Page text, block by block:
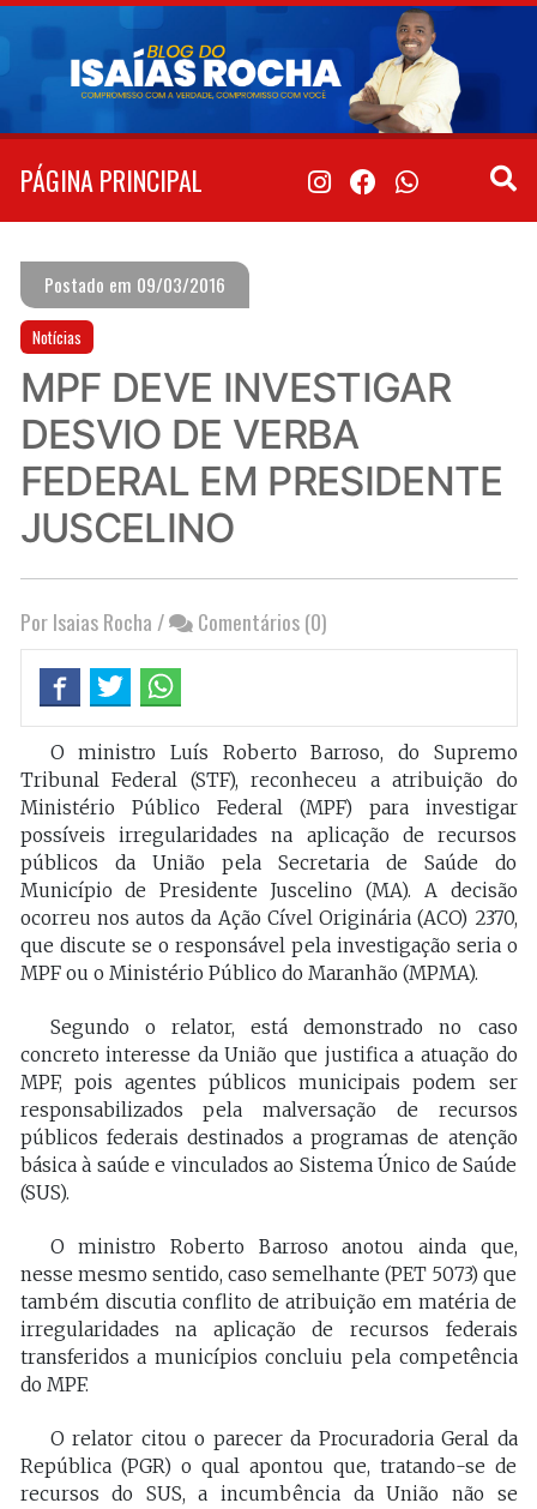
Pular
conteúdo
PÁGINA PRINCIPAL
Postado em 09/03/2016
Notícias
MPF DEVE INVESTIGAR
DESVIO DE VERBA
FEDERAL EM PRESIDENTE
JUSCELINO
Por Isaias Rocha / Comentários (0)
O ministro Luís Roberto Barroso, do Supremo
Tribunal Federal (STF), reconheceu a atribuição do
Ministério Público Federal (MPF) para investigar
possíveis irregularidades na aplicação de recursos
públicos da União pela Secretaria de Saúde do
Município de Presidente Juscelino (MA). A decisão
ocorreu nos autos da Ação Cível Originária (ACO) 2370,
que discute se o responsável pela investigação seria o
MPF ou o Ministério Público do Maranhão (MPMA).
Segundo o relator, está demonstrado no caso
concreto interesse da União que justifica a atuação do
MPF, pois agentes públicos municipais podem ser
responsabilizados pela malversação de recursos
públicos federais destinados a programas de atenção
básica à saúde e vinculados ao Sistema Único de Saúde
(SUS).
O ministro Roberto Barroso anotou ainda que,
nesse mesmo sentido, caso semelhante (PET 5073) que
também discutia conflito de atribuição em matéria de
irregularidades na aplicação de recursos federais
transferidos a municípios concluiu pela competência
do MPF.
O relator citou o parecer da Procuradoria Geral da
República (PGR) o qual apontou que, tratando-se de
recursos do SUS, a incumbência da União não se